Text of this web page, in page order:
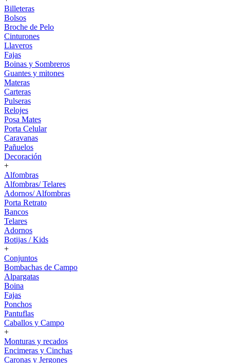
Billeteras
Bolsos
Broche de Pelo
Cinturones
Llaveros
Fajas
Boinas y Sombreros
Guantes y mitones
Materas
Carteras
Pulseras
Relojes
Posa Mates
Porta Celular
Caravanas
Pañuelos
Decoración
+
Alfombras
Alfombras/ Telares
Adornos/ Alfombras
Porta Retrato
Bancos
Telares
Adornos
Botijas / Kids
+
Conjuntos
Bombachas de Campo
Alpargatas
Boina
Fajas
Ponchos
Pantuflas
Caballos y Campo
+
Monturas y recados
Encimeras y Cinchas
Caronas y Jergones